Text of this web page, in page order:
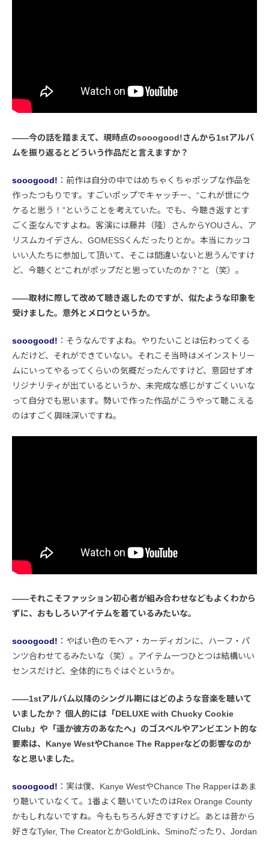
――今の話を踏まえて、現時点のsooogood!さんから1stアルバ
ムを振り返るとどういう作品だと言えますか？
sooogood! ：前作は自分の中ではめちゃくちゃポップな作品を
作ったつもりです。すごいポップでキャッチー、“これが世にウ
ケると思う！”ということを考えていた。でも、今聴き返すとす
ごく歪なんですよね。客演には藤井（隆）さんからYOUさん、ア
リスムカイデさん、GOMESSくんだったりとか。本当にカッコ
いい人たちに参加して頂いて、そこは間違いないと思うんですけ
ど、今聴くと“これがポップだと思っていたのか？”と（笑）。
――取材に際して改めて聴き返したのですが、似たような印象を
受けました。意外とメロウというか。
sooogood! ：そうなんですよね。やりたいことは伝わってくる
んだけど、それができていない。それこそ当時はメインストリー
ムにいってやるってくらいの気概だったんですけど、意図せずオ
リジナリティが出ているというか、未完成な感じがすごくいいな
って自分でも思います。勢いで作った作品がこうやって聴こえる
のはすごく興味深いですね。
――それこそファッション初心者が組み合わせなどもよくわから
ずに、おもしろいアイテムを着ているみたいな。
sooogood! ：やばい色のモヘア・カーディガンに、ハーフ・パ
ンツ合わせてるみたいな（笑）。アイテム一つひとつは結構いい
センスだけど、全体的にちぐはぐというか。
――1stアルバム以降のシングル期にはどのような音楽を聴いて
いましたか？ 個人的には「DELUXE with Chucky Cookie
Club」や「遥か彼方のあなたへ」のゴスペルやアンビエント的な
要素は、Kanye WestやChance The Rapperなどの影響なのか
なと思いました。
sooogood! ：実は僕、Kanye WestやChance The Rapperはあま
り聴いていなくて。1番よく聴いていたのはRex Orange County
かもしれないですね。今ももちろん好きですけど。あとは昔から
好きなTyler, The CreatorとかGoldLink、Sminoだったり、Jordan